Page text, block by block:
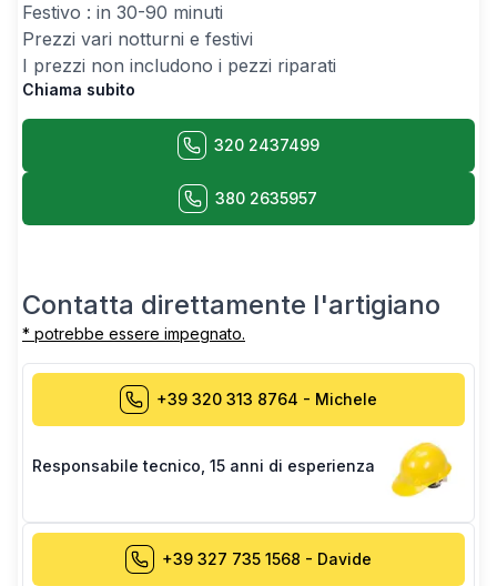
Festivo : in 30-90 minuti
Prezzi vari notturni e festivi
I prezzi non includono i pezzi riparati
Chiama subito
320 2437499
380 2635957
Contatta direttamente l'artigiano
* potrebbe essere impegnato.
+39 320 313 8764 - Michele
Responsabile tecnico 15 anni di esperienza
+39 327 735 1568 - Davide